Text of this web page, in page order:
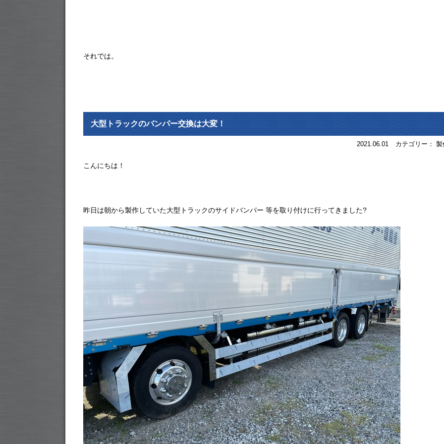
それでは。
大型トラックのバンパー交換は大変！
2021.06.01 カテゴリー： 製
こんにちは！
昨日は朝から製作していた大型トラックのサイドバンパー 等を取り付けに行ってきました?